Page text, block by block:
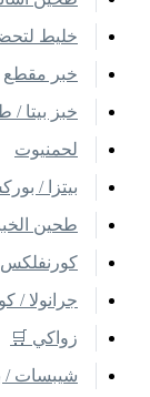
خليط
خبر مقطع
خبز بيتا /
لحمنيوت
بيتزا /
طحين
جرانولا /
زواكي 🛒
شيبسات /